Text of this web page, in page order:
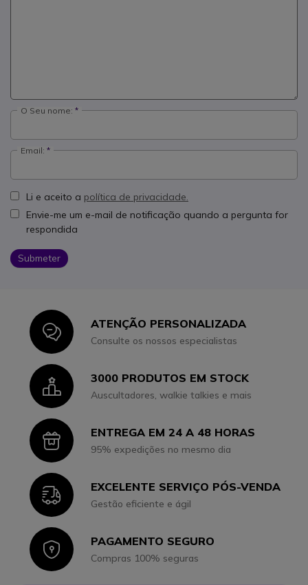
O Seu nome:
Email:
Li e aceito a política de privacidade.
Envie-me um e-mail de notificação quando a pergunta for
respondida
Submeter
IconATENÇÃO PERSONALIZADA
Consulte os nossos especialistas
Icon3000 PRODUTOS EM STOCK
Auscultadores, walkie talkies e mais
IconENTREGA EM 24 A 48 HORAS
95% expedições no mesmo dia
IconEXCELENTE SERVIÇO PÓS-VENDA
Gestão eficiente e ágil
IconPAGAMENTO SEGURO
Compras 100% seguras